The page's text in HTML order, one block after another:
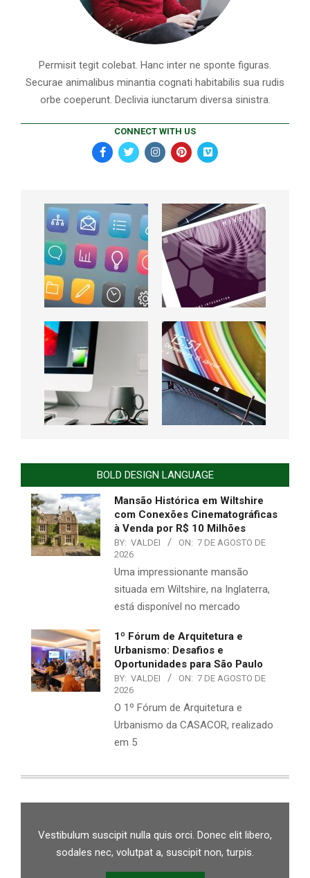
Permisit tegit colebat. Hanc inter ne sponte figuras.
Securae animalibus minantia cognati habitabilis sua rudis
orbe coeperunt. Declivia iunctarum diversa sinistra.
CONNECT WITH US
BOLD DESIGN LANGUAGE
Mansão Histórica em Wiltshire
com Conexões Cinematográficas
à Venda por R$ 10 Milhões
BY: VALDEI ON: 7 DE AGOSTO DE
2026
Uma impressionante mansão
situada em Wiltshire, na Inglaterra,
está disponível no mercado
1º Fórum de Arquitetura e
Urbanismo: Desafios e
Oportunidades para São Paulo
BY: VALDEI ON: 7 DE AGOSTO DE
2026
O 1º Fórum de Arquitetura e
Urbanismo da CASACOR, realizado
em 5
Vestibulum suscipit nulla quis orci. Donec elit libero,
sodales nec, volutpat a, suscipit non, turpis.